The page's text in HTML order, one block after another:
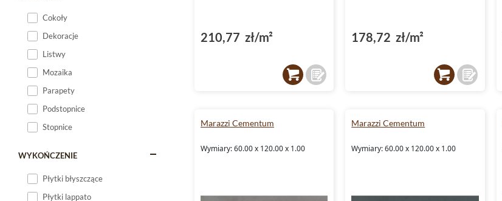
Cokoły
Dekoracje
Listwy
Mozaika
Parapety
Podstopnice
Stopnice
WYKOŃCZENIE
Płytki błyszczące
Płytki lappato
210,77 zł/m² 178,72 zł/m²
Marazzi Cementum
Wymiary: 60.00 x 120.00 x 1.00
Marazzi Cementum
Wymiary: 60.00 x 120.00 x 1.00